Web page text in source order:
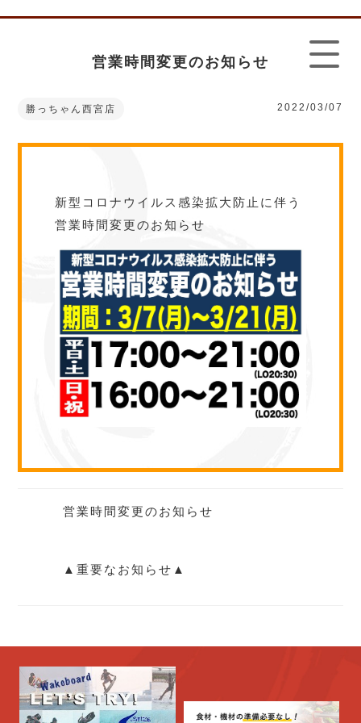
営業時間変更のお知らせ
勝っちゃん西宮店 2022/03/07
新型コロナウイルス感染拡大防止に伴う
営業時間変更のお知らせ
営業時間変更のお知らせ
▲重要なお知らせ▲